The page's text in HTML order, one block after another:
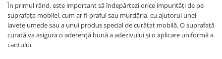
În primul rând, este important să îndepărtezi orice impurități de pe
suprafața mobilei, cum ar fi praful sau murdăria, cu ajutorul unei
lavete umede sau a unui produs special de curățat mobilă. O suprafață
curată va asigura o aderență bună a adezivului și o aplicare uniformă a
cantului.